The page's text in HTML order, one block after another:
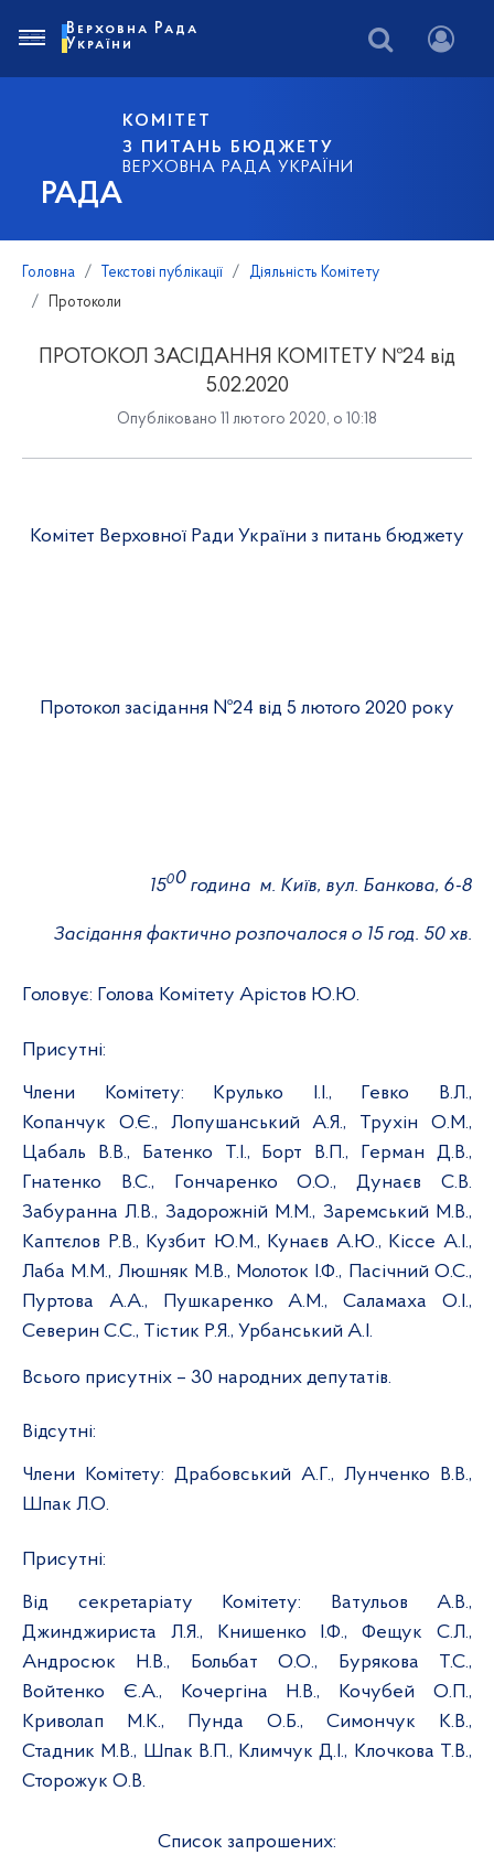
РАДА
КОМІТЕТ
З ПИТАНЬ БЮДЖЕТУ
ВЕРХОВНА РАДА УКРАЇНИ
Верховна Рада
України
Головна Текстові публікації
Діяльність Комітету
Протоколи
ПРОТОКОЛ ЗАСІДАННЯ КОМІТЕТУ №24 від
5.02.2020
Опубліковано 11 лютого 2020, о 10:18
Комітет Верховної Ради України з питань бюджету
Протокол засідання №24 від 5 лютого 2020 року
1500 година м. Київ, вул. Банкова, 6-8
Засідання фактично розпочалося о 15 год. 50 хв.
Головує: Голова Комітету Арістов Ю.Ю.
Присутні:
Члени Комітету: Крулько І.І., Гевко В.Л.,
Копанчук О.Є., Лопушанський А.Я., Трухін О.М.,
Цабаль В.В., Батенко Т.І., Борт В.П., Герман Д.В.,
Гнатенко В.С., Гончаренко О.О., Дунаєв С.В.
Забуранна Л.В., Задорожній М.М., Заремський М.В.,
Каптєлов Р.В., Кузбит Ю.М., Кунаєв А.Ю., Кіссе А.І.,
Лаба М.М., Люшняк М.В., Молоток І.Ф., Пасічний О.С.,
Пуртова А.А., Пушкаренко А.М., Саламаха О.І.,
Северин С.С., Тістик Р.Я., Урбанський А.І.
Всього присутніх – 30 народних депутатів.
Відсутні:
Члени Комітету: Драбовський А.Г., Лунченко В.В.,
Шпак Л.О.
Присутні:
Від секретаріату Комітету: Ватульов А.В.,
Джинджириста Л.Я., Книшенко І.Ф., Фещук
С.Л.,
Андросюк Н.В., Больбат О.О., Бурякова Т.С.,
Войтенко Є.А., Кочергіна Н.В., Кочубей О.П.,
Криволап М.К., Пунда О.Б., Симончук К.В.,
Стадник М.В., Шпак В.П., Климчук Д.І., Клочкова Т.В.,
Сторожук О.В.
Список запрошених: